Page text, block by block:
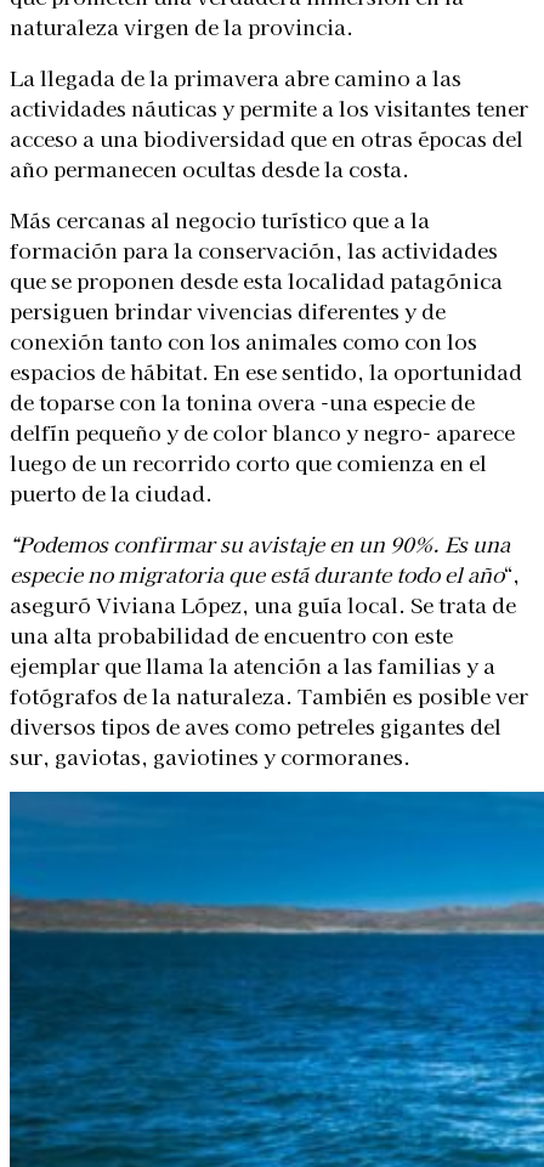
naturaleza virgen de la provincia.
La llegada de la primavera abre camino a las
actividades náuticas y permite a los visitantes tener
acceso a una biodiversidad que en otras épocas del
año permanecen ocultas desde la costa.
Más cercanas al negocio turístico que a la
formación para la conservación, las actividades
que se proponen desde esta localidad patagónica
persiguen brindar vivencias diferentes y de
conexión tanto con los animales como con los
espacios de hábitat. En ese sentido, la oportunidad
de toparse con la tonina overa -una especie de
delfín pequeño y de color blanco y negro- aparece
luego de un recorrido corto que comienza en el
puerto de la ciudad.
“Podemos confirmar su avistaje en un 90%. Es una
especie no migratoria que está durante todo el año“,
aseguró Viviana López, una guía local. Se trata de
una alta probabilidad de encuentro con este
ejemplar que llama la atención a las familias y a
fotógrafos de la naturaleza. También es posible ver
diversos tipos de aves como petreles gigantes del
sur, gaviotas, gaviotines y cormoranes.